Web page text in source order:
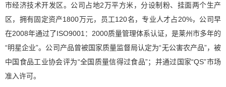
市经济技术开发区。公司占地2万平方米，分设制粉、挂面两个生产
区，拥有固定资产1800万元，员工120名，专业人才占20%，公司早
在2008年通过了ISO9001：2000质量管理体系认证，是莱州市多年的
“明星企业”。公司产品曾被国家质量监督局认定为“无公害农产品”，被
中国食品工业协会评为“全国质量信得过食品”；并通过国家“QS”市场
准入许可。